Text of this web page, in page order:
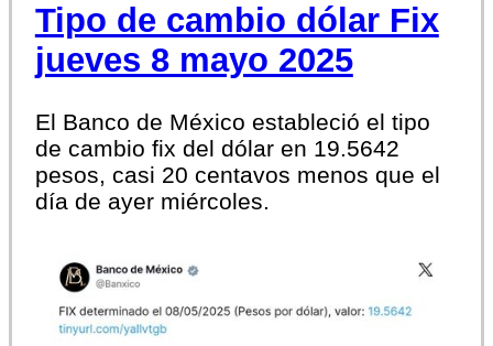
Tipo de cambio dólar Fix
jueves 8 mayo 2025
El Banco de México estableció el tipo
de cambio fix del dólar en 19.5642
pesos, casi 20 centavos menos que el
día de ayer miércoles.